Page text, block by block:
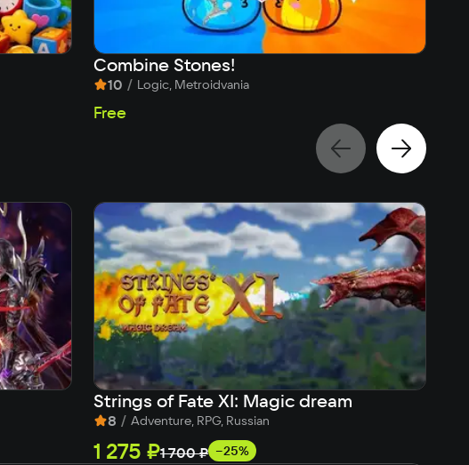
Combine Stones!
10 / Logic, Metroidvania
Free
Strings of Fate XI: Magic dream
8 / Adventure, RPG, Russian
1 275 ₽1 700 ₽ −25%